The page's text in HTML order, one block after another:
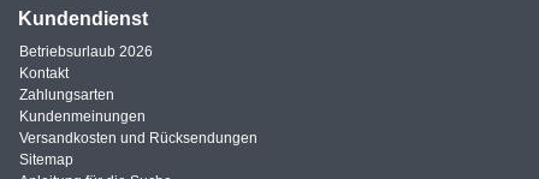
Kundendienst
Betriebsurlaub 2026
Kontakt
Zahlungsarten
Kundenmeinungen
Versandkosten und Rücksendungen
Sitemap